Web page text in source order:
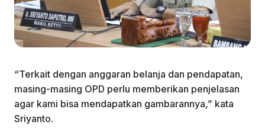
“Terkait dengan anggaran belanja dan pendapatan,
masing-masing OPD perlu memberikan penjelasan
agar kami bisa mendapatkan gambarannya,” kata
Sriyanto.